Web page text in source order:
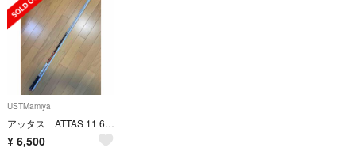
USTMamiya
アッタス ATTAS 11 6S シャフト単品
¥ 6,500